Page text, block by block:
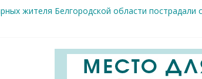
жителя Белгородской области пострадали
раскрываемость особо тяжких преступлений:
местам несанкционированной торговли: что
салоны»: старооскольский